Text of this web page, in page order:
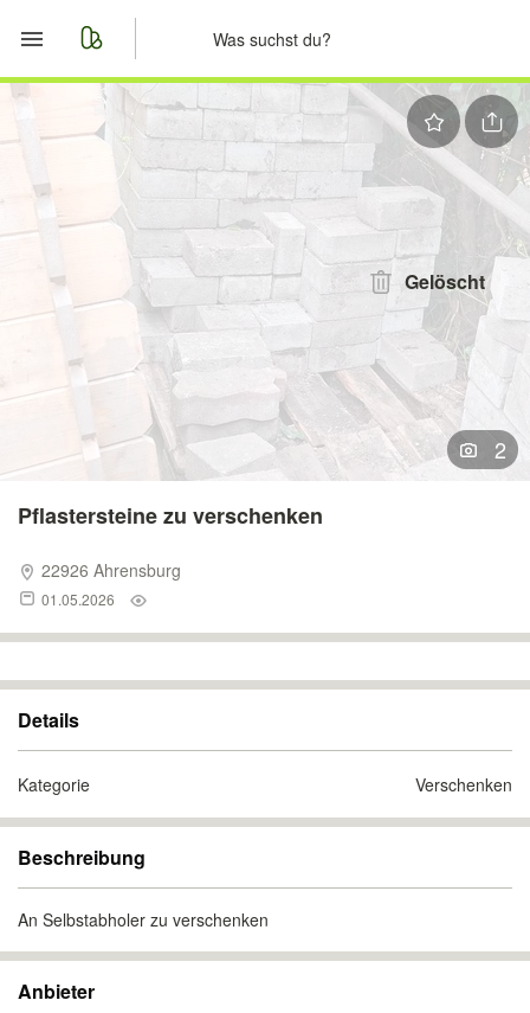
Start
Merkliste
Nachrichten
Anzeige aufgeben
Gelöscht
2
Pflastersteine zu verschenken
22926 Ahrensburg
01.05.2026
Details
Kategorie Verschenken
Beschreibung
An Selbstabholer zu verschenken
Anbieter